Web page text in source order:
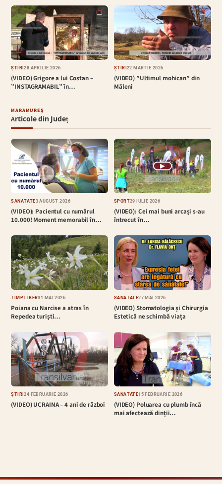
ȘTIRI28 APRILIE 2026
(VIDEO) Grigore a lui Costan –
”INSTAGRAMABIL” în…
ȘTIRI22 MARTIE 2026
(VIDEO) ”Ultimul mohican” din
Măleni
MARAMUREȘ
Articole din Județ
SĂNĂTATE3 AUGUST 2026
(VIDEO): Pacientul cu numărul
10.000! Moment memorabil în…
▶
SPORT29 IULIE 2026
(VIDEO): Cei mai buni arcași s-au
întrecut în…
TIMP LIBER31 MAI 2026
Poiana cu Narcise a atras în
Repedea turiști…
SĂNĂTATE27 MAI 2026
(VIDEO) Stomatologia și Chirurgia
Estetică ne schimbă viața
ȘTIRI24 FEBRUARIE 2026
(VIDEO) UCRAINA – 4 ani de război
SĂNĂTATE15 FEBRUARIE 2026
(VIDEO) Poluarea cu plumb încă
mai afectează dinții…